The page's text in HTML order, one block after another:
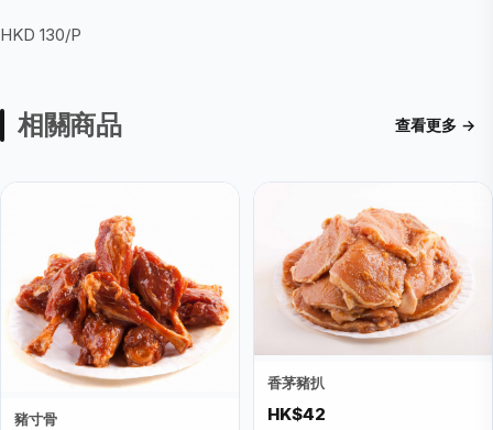
HKD 130/P
相關商品 查看更多 →
豬寸骨
香茅豬扒
HK$42